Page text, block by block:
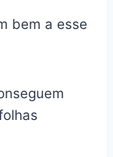
bem a esse